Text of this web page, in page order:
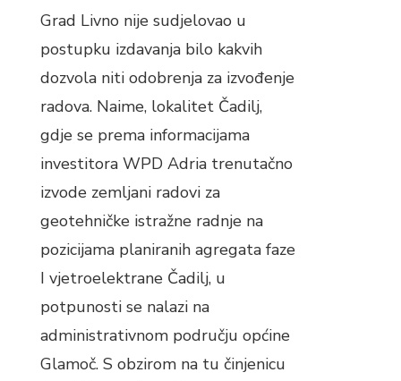
Grad Livno nije sudjelovao u
postupku izdavanja bilo kakvih
dozvola niti odobrenja za izvođenje
radova. Naime, lokalitet Čadilj,
gdje se prema informacijama
investitora WPD Adria trenutačno
izvode zemljani radovi za
geotehničke istražne radnje na
pozicijama planiranih agregata faze
I vjetroelektrane Čadilj, u
potpunosti se nalazi na
administrativnom području općine
Glamoč. S obzirom na tu činjenicu